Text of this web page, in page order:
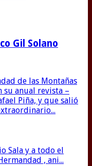
Gil Solano
de las Montañas
anual revista –
Piña, y que salió
Sala y a todo el
, ani...